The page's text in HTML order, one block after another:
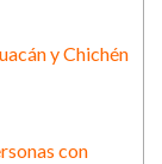
y Chichén
con